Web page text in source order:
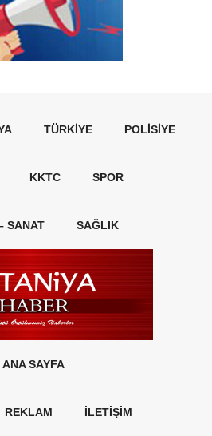
TÜRKIYE POLISIYE
KKTC SPOR
SANAT SAĞLIK
ANA SAYFA
REKLAM İLETİŞİM